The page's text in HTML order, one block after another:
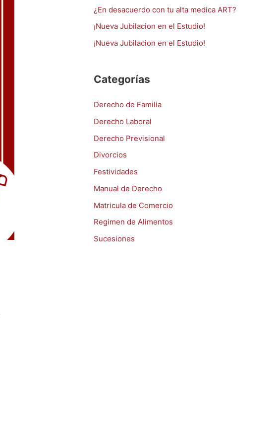
r
:
¿En desacuerdo con tu alta medica ART?
¡Nueva Jubilacion en el Estudio!
¡Nueva Jubilacion en el Estudio!
Categorías
Derecho de Familia
Derecho Laboral
Derecho Previsional
Divorcios
Festividades
Manual de Derecho
Matricula de Comercio
Regimen de Alimentos
Sucesiones